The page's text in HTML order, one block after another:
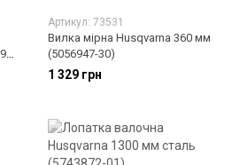
Артикул: 73531
Вилка мірна Husqvarna 360 мм
(5056947-30)
1 329 грн